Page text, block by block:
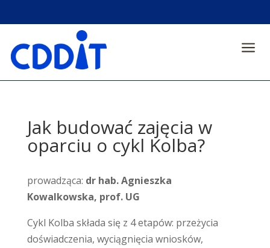
a
Jak budować zajęcia w
oparciu o cykl Kolba?
prowadząca: dr hab. Agnieszka
Kowalkowska, prof. UG
Cykl Kolba składa się z 4 etapów: przeżycia
doświadczenia, wyciągnięcia wniosków,